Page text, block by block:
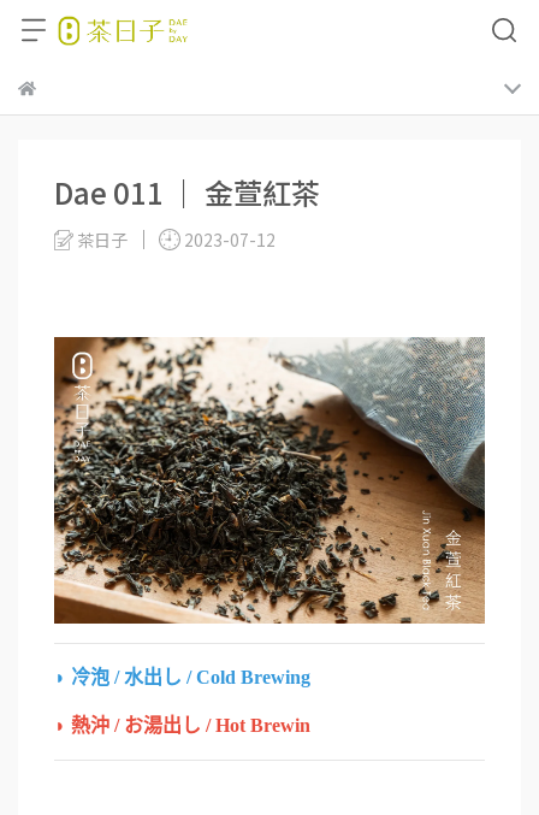
Dae 011 ｜ 金萱紅茶
茶日子 2023-07-12
◗ 冷泡 / 水出し / Cold Brewing
◗ 熱沖 / お湯出し / Hot Brewin